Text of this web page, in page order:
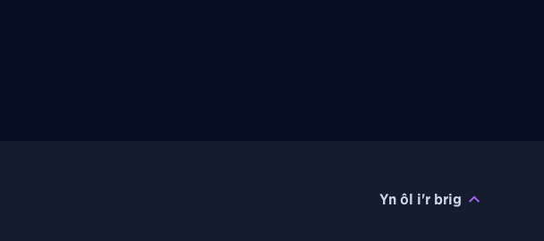
Yn ôl i'r brig